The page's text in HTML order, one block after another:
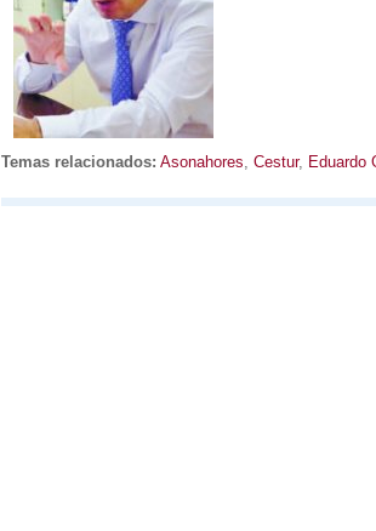
Temas relacionados: Asonahores, Cestur, Eduardo